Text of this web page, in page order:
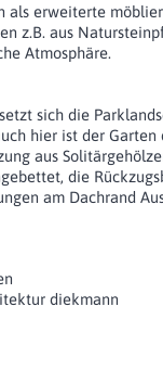
als erweiterte
z.B. aus
Atmosphäre.
sich die
hier ist der Garten
aus
die
am Dachrand
diekmann